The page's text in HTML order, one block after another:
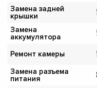
Замена задней
крышки
Замена
аккумулятора
Ремонт камеры
Замена разъема
питания